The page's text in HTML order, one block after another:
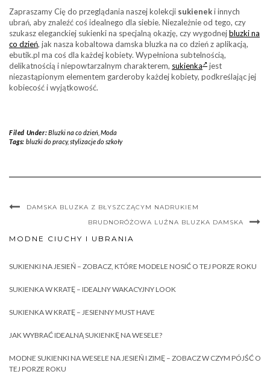
Zapraszamy Cię do przeglądania naszej kolekcji sukieneki innych
ubrań, aby znaleźć coś idealnego dla siebie. Niezależnie od tego, czy
szukasz eleganckiej sukienki na specjalną okazję, czy wygodnejbluzki na
co dzień, jak nasza kobaltowa damska bluzka na co dzień z aplikacją,
ebutik.pl ma coś dla każdej kobiety. Wypełniona subtelnością,
delikatnością i niepowtarzalnym charakterem, sukienka
jest
niezastąpionym elementem garderoby każdej kobiety, podkreślając jej
kobiecość i wyjątkowość.
Filed Under:Bluzki na co dzień, Moda
Tags: bluzki do pracy,stylizacje do szkoły
DAMSKA BLUZKA Z BŁYSZCZĄCYM NADRUKIEM
BRUDNORÓŻOWA LUŹNA BLUZKA DAMSKA
MODNE CIUCHY I UBRANIA
SUKIENKI NA JESIEŃ – ZOBACZ, KTÓRE MODELE NOSIĆ O TEJ PORZE ROKU
SUKIENKA W KRATĘ – IDEALNY WAKACYJNY LOOK
SUKIENKA W KRATĘ – JESIENNY MUST HAVE
JAK WYBRAĆ IDEALNĄ SUKIENKĘ NA WESELE?
MODNE SUKIENKI NA WESELE NA JESIEŃ I ZIMĘ – ZOBACZ W CZYM PÓJŚĆ O
TEJ PORZE ROKU